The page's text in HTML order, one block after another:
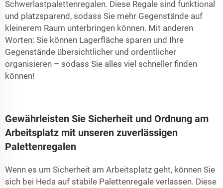
Schwerlastpalettenregalen. Diese Regale sind funktional
und platzsparend, sodass Sie mehr Gegenstände auf
kleinerem Raum unterbringen können. Mit anderen
Worten: Sie können Lagerfläche sparen und Ihre
Gegenstände übersichtlicher und ordentlicher
organisieren – sodass Sie alles viel schneller finden
können!
Gewährleisten Sie Sicherheit und Ordnung am
Arbeitsplatz mit unseren zuverlässigen
Palettenregalen
Wenn es um Sicherheit am Arbeitsplatz geht, können Sie
sich bei Heda auf stabile Palettenregale verlassen. Diese